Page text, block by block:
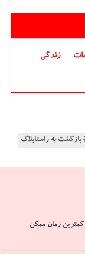
زندگی
بازگشت به راستابلاگ
کمترین زمان ممکن